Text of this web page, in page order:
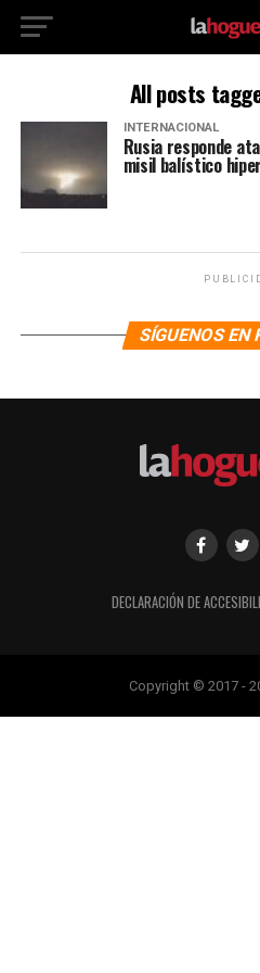
All posts
INTERNACIONAL
Rusia responde
misil balístico
SÍGUENOS EN
DECLARACIÓN DE
Copyright © 2017 -